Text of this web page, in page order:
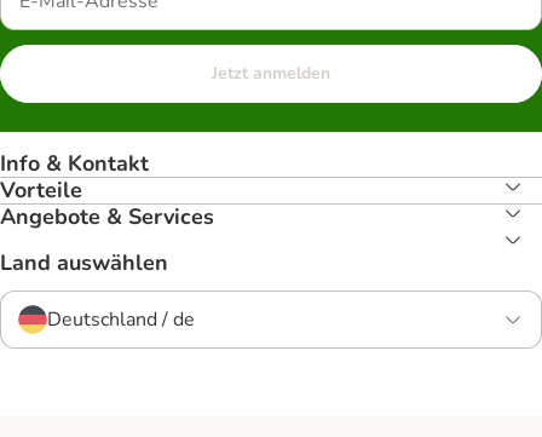
Jetzt anmelden
Info & Kontakt
Vorteile
Angebote & Services
Land auswählen
Deutschland / de